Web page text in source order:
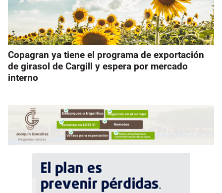
Copagran ya tiene el programa de exportación
de girasol de Cargill y espera por mercado
interno